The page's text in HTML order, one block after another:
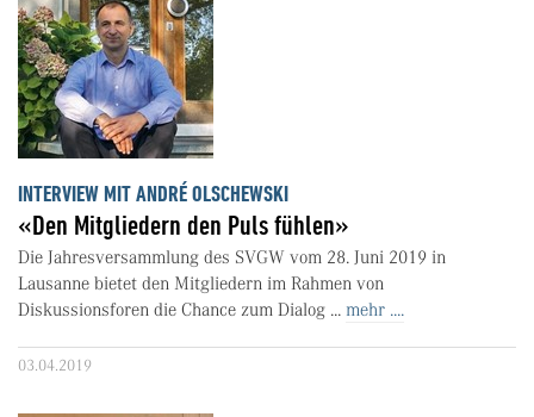
INTERVIEW MIT ANDRÉ OLSCHEWSKI
«Den Mitgliedern den Puls fühlen»
Die Jahresversammlung des SVGW vom 28. Juni 2019 in
Lausanne bietet den Mitgliedern im Rahmen von
Diskussionsforen die Chance zum Dialog ... mehr ....
03.04.2019